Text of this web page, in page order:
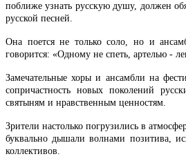
поближе узнать русскую душу, должен
русской песней.
Она поется не только соло, но и
говорится: «Одному не спеть, артелью -
Замечательные хоры и ансамбли на
сопричастность новых поколений
святыням и нравственным ценностям.
Зрители настолько погрузились в
буквально дышали волнами позитива,
коллективов.